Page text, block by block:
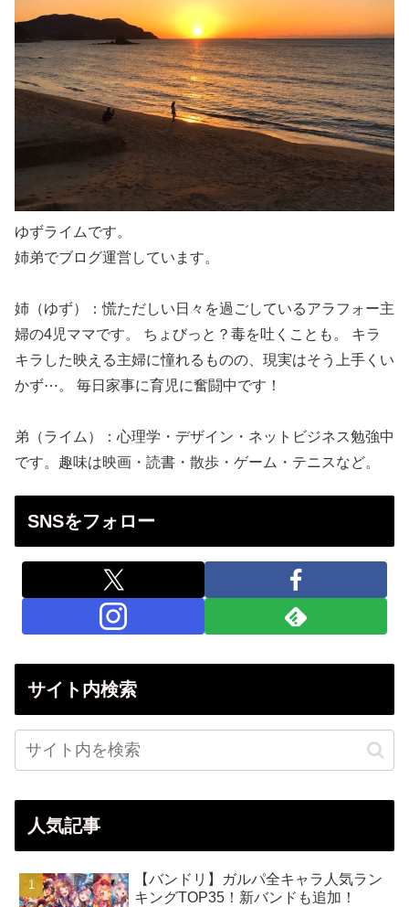
ゆずライムです。
姉弟でブログ運営しています。
姉（ゆず）：慌ただしい日々を過ごしているアラフォー主
婦の4児ママです。 ちょびっと？毒を吐くことも。 キラ
キラした映える主婦に憧れるものの、現実はそう上手くい
かず⋯。 毎日家事に育児に奮闘中です！
弟（ライム）：心理学・デザイン・ネットビジネス勉強中
です。趣味は映画・読書・散歩・ゲーム・テニスなど。
SNSをフォロー
サイト内検索
人気記事
【バンドリ】ガルパ全キャラ人気ラン
キングTOP35！新バンドも追加！